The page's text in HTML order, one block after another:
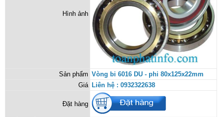
Hình ảnh
Sản phẩm Vòng bi 6016 DU - phi 80x125x22mm
Giá Liên hệ : 0932322638
Đặt hàng